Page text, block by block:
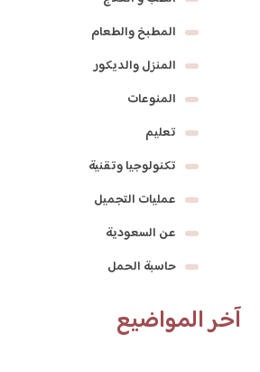
المطبخ والطعام
المنزل والديكور
المنوعات
تعليم
تكنولوجيا وتقنية
عمليات التجميل
عن السعودية
حاسبة الحمل
آخر المواضيع